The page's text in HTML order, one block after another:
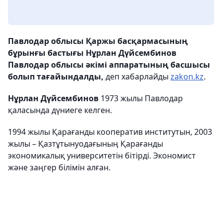
Павлодар облысы Қаржы басқармасының
бұрынғы бастығы Нұрлан Дүйсембинов
Павлодар облысы әкімі аппаратының басшысы
болып тағайындалды, деп хабарлайды zakon.kz.
Нұрлан Дүйсембинов 1973 жылы Павлодар
қаласында дүниеге келген.
1994 жылы Қарағанды ​​кооператив институтын, 2003
жылы – Қазтұтынуодағының Қарағанды ​​
экономикалық университетін бітірді. Экономист
және заңгер білімін алған.